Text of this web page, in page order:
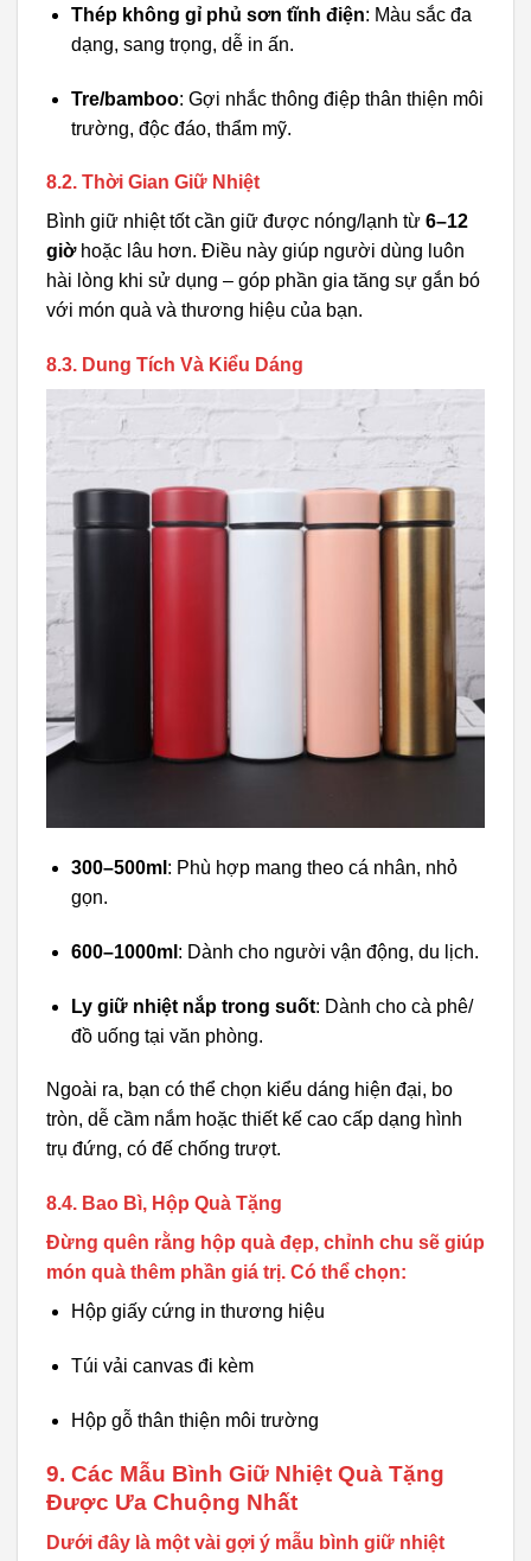
Thép không gỉ phủ sơn tĩnh điện: Màu sắc đa
dạng, sang trọng, dễ in ấn.
Tre/bamboo: Gợi nhắc thông điệp thân thiện môi
trường, độc đáo, thẩm mỹ.
8.2. Thời Gian Giữ Nhiệt
Bình giữ nhiệt tốt cần giữ được nóng/lạnh từ 6–12
giờhoặc lâu hơn. Điều này giúp người dùng luôn
hài lòng khi sử dụng – góp phần gia tăng sự gắn bó
với món quà và thương hiệu của bạn.
8.3. Dung Tích Và Kiểu Dáng
300–500ml : Phù hợp mang theo cá nhân, nhỏ
gọn.
600–1000ml : Dành cho người vận động, du lịch.
Ly giữ nhiệt nắp trong suốt: Dành cho cà phê/
đồ uống tại văn phòng.
Ngoài ra, bạn có thể chọn kiểu dáng hiện đại, bo
tròn, dễ cầm nắm hoặc thiết kế cao cấp dạng hình
trụ đứng, có đế chống trượt.
8.4. Bao Bì, Hộp Quà Tặng
Đừng quên rằng hộp quà đẹp, chỉnh chu sẽ giúp
món quà thêm phần giá trị. Có thể chọn:
Hộp giấy cứng in thương hiệu
Túi vải canvas đi kèm
Hộp gỗ thân thiện môi trường
9. Các Mẫu Bình Giữ Nhiệt Quà Tặng
Được Ưa Chuộng Nhất
Dưới đây là một vài gợi ý mẫu bình giữ nhiệt